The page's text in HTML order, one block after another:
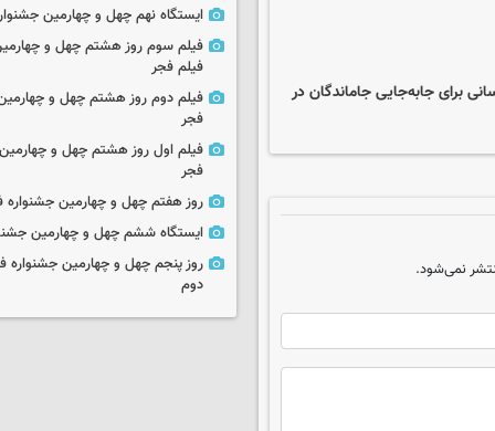
مستقر کرده‌ایم/ ۱۸ مبدأ خدمات‌رسانی برای جابه‌جایی جاماندگان در
نمی‌شود.
ایستگاه نهم چهل و چهارمین
فیلم سوم روز هشتم چهل و
فیلم فجر
فیلم دوم روز هشتم چهل و
فجر
فیلم اول روز هشتم چهل و
فجر
روز هفتم چهل و چهارمین جشنواره
ایستگاه ششم چهل و چهارمین
روز پنجم چهل و چهارمین جشنواره
دوم